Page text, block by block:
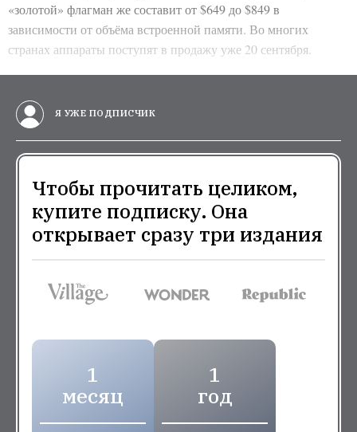
«золотой» флагман же составит от $649 до $849 в
зависимости от объёма встроенной памяти. Во многих
странах аппараты поступят в продажу уже 20 сентября.
Я УЖЕ ПОДПИСЧИК
Чтобы прочитать целиком,
купите подписку. Она
открывает сразу три издания
1
месяц
1
год